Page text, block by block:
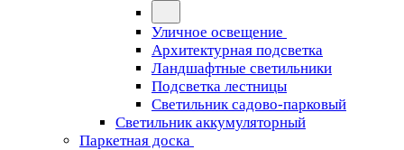
Уличное освещение
Архитектурная подсветка
Ландшафтные светильники
Подсветка лестницы
Светильник садово-парковый
Светильник аккумуляторный
Паркетная доска